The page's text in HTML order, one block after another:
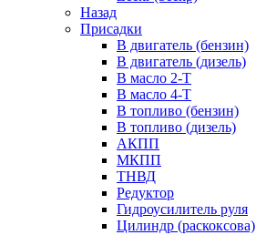
Назад
Присадки
В двигатель (бензин)
В двигатель (дизель)
В масло 2-Т
В масло 4-Т
В топливо (бензин)
В топливо (дизель)
АКПП
МКПП
ТНВД
Редуктор
Гидроусилитель руля
Цилиндр (раскоксова)